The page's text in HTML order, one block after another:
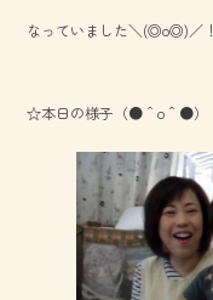
なっていました＼(◎o◎)／！
☆本日の様子（●＾o＾●）